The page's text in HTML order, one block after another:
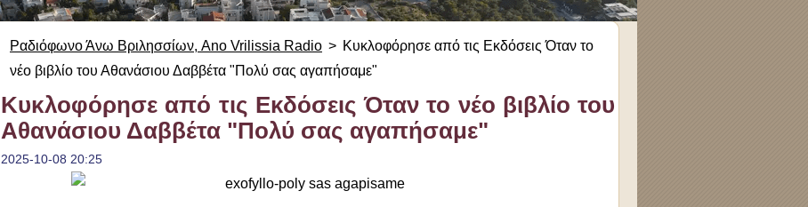
Ραδιόφωνο Άνω Βριλησσίων, Ano Vrilissia Radio > Κυκλοφόρησε από τις Εκδόσεις Όταν το
νέο βιβλίο του Αθανάσιου Δαββέτα "Πολύ σας αγαπήσαμε"
Κυκλοφόρησε από τις Εκδόσεις Όταν το νέο βιβλίο του
Αθανάσιου Δαββέτα "Πολύ σας αγαπήσαμε"
2025-10-08 20:25